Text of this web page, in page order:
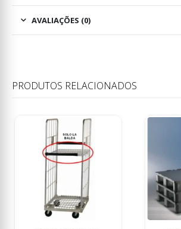
AVALIAÇÕES (0)
PRODUTOS RELACIONADOS